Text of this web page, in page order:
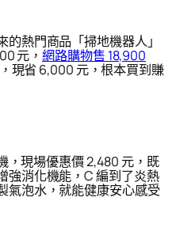
熱門商品「掃地機器人」
元，網路購物售 18,900
現省 6,000 元，根本買到賺
，現場優惠價 2,480 元，既
強消化機能，C 編到了炎熱
氣泡水，就能健康安心感受